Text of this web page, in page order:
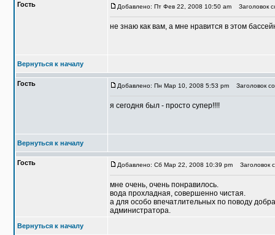
Гость Добавлено: Пт Фев 22, 2008 10:50 am Заголовок
не знаю как вам, а мне нравится в этом
Вернуться к началу
Гость Добавлено: Пн Мар 10, 2008 5:53 pm Заголовок
я сегодня был - просто супер!!!!
Вернуться к началу
Гость Добавлено: Сб Мар 22, 2008 10:39 pm Заголовок
мне очень, очень понравилось.
вода прохладная, совершенно чистая.
а для особо впечатлительных по поводу
администратора.
Вернуться к началу